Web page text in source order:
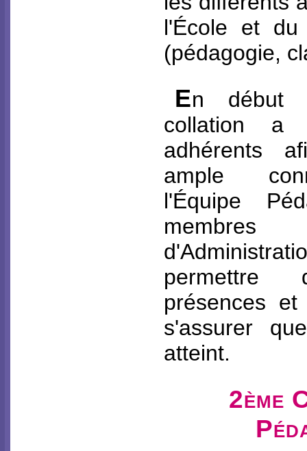
l'École et
(pédagogie,
En début
collation a
adhérents
ample
l'Équipe
permettre
présences
s'assurer
atteint.
2ème